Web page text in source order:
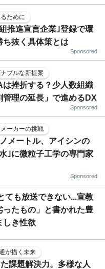
ために
推進宣言企業｣登録で環
ち抜く具体策とは
Sponsored
ブルな新提案
は挫折する？少人数組織
管理の延長」で進めるDX
Sponsored
ーカーの挑戦
メートル、アイシンの
｣に微粒子工学の専門家
Sponsored
ても放送できない...宣教
ったもの」と書かれた豊
しき性欲
が描く未来
課題解決力。多様な人